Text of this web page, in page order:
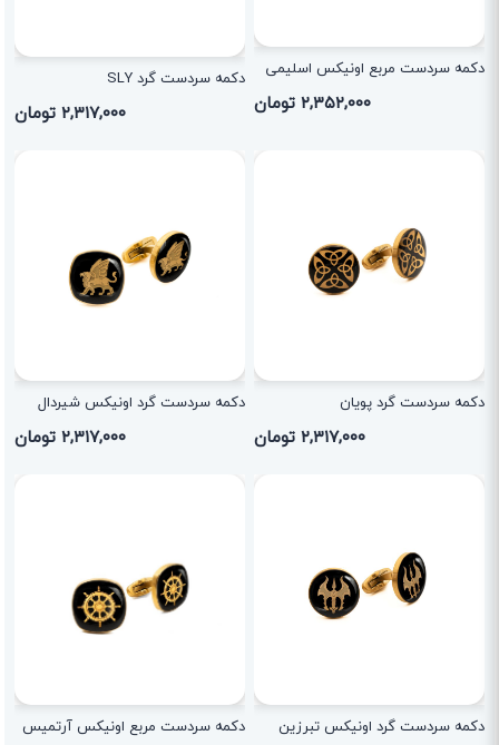
دکمه سردست مربع اونیکس اسلیمی
۲,۳۵۲,۰۰۰ تومان
دکمه سردست گرد SLY
۲,۳۱۷,۰۰۰ تومان
دکمه سردست گرد پویان
۲,۳۱۷,۰۰۰ تومان
دکمه سردست گرد اونیکس شیردال
۲,۳۱۷,۰۰۰ تومان
دکمه سردست گرد اونیکس تبرزین دکمه سردست مربع اونیکس آرتمیس